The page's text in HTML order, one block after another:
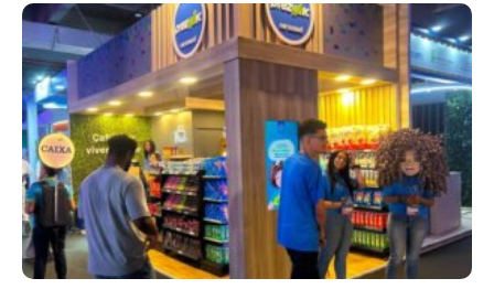
Cencosud Promove Inovação No Brasil
Com A Participação Do Prezunic No Rio
Innovation Week 2026